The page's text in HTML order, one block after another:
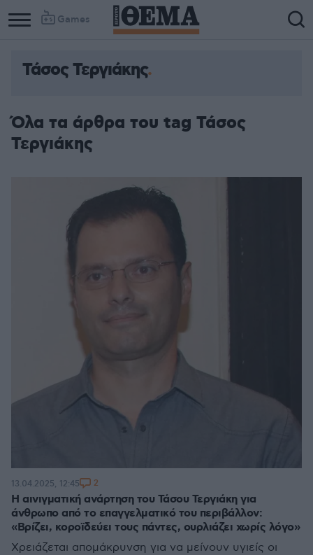
Games
Τάσος Τεργιάκης
Όλα τα άρθρα του tag Τάσος
Τεργιάκης
Η αινιγματική ανάρτηση του Τάσου Τεργιάκη για
άνθρωπο από το επαγγελματικό του περιβάλλον:
«Βρίζει, κοροϊδεύει τους πάντες, ουρλιάζει χωρίς λόγο»
Χρειάζεται απομάκρυνση για να μείνουν υγιείς οι
13.04.2025, 12:45 2